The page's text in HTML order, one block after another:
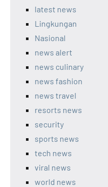
latest news
Lingkungan
Nasional
news alert
news culinary
news fashion
news travel
resorts news
security
sports news
tech news
viral news
world news